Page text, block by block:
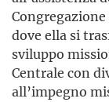
dove ella si
sviluppo
Centrale con
all’impegno